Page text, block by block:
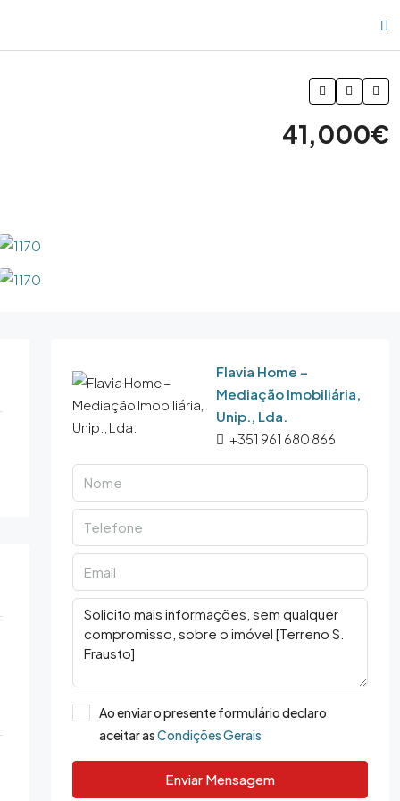
41,000€
Flavia Home –
Mediação Imobiliária,
Unip., Lda.
+351 961 680 866
Ao enviar o presente formulário declaro
aceitar asCondições Gerais
Enviar Mensagem